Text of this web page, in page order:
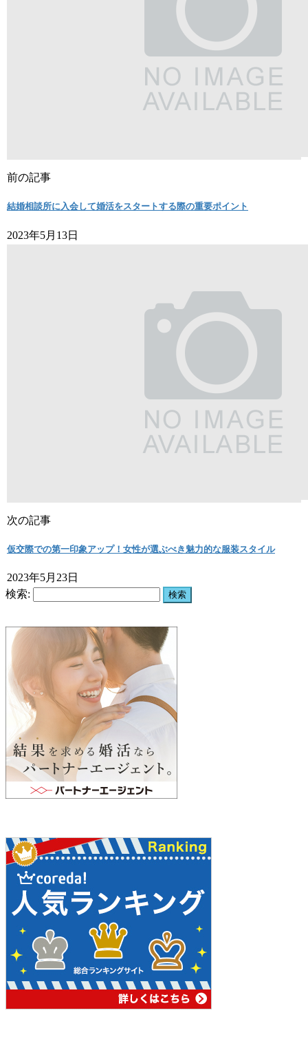
前の記事
結婚相談所に入会して婚活をスタートする際の重要ポイント
2023年5月13日
次の記事
仮交際での第一印象アップ！女性が選ぶべき魅力的な服装スタイル
2023年5月23日
検索: